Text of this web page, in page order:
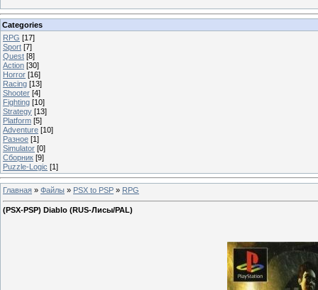
Categories
RPG [17]
Sport [7]
Quest [8]
Action [30]
Horror [16]
Racing [13]
Shooter [4]
Fighting [10]
Strategy [13]
Platform [5]
Adventure [10]
Разное [1]
Simulator [0]
Сборник [9]
Puzzle-Logic [1]
Главная » Файлы » PSX to PSP » RPG
(PSX-PSP) Diablo (RUS-Лисы/PAL)